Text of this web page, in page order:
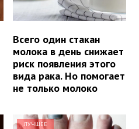
Всего один стакан
молока в день снижает
риск появления этого
вида рака. Но помогает
не только молоко
ЛУЧШЕЕ